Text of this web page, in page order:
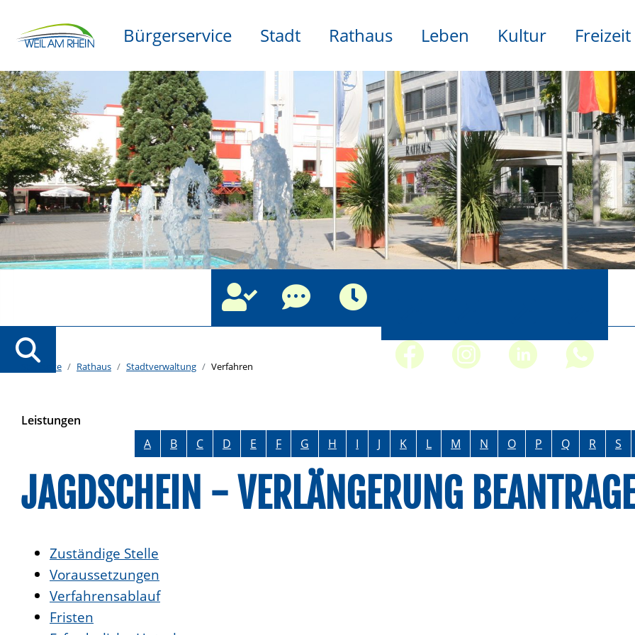
Bürgerservice Stadt Rathaus Leben Kultur Freizeit
Startseite Rathaus Stadtverwaltung Verfahren
Leistungen
Alphabetisches Register überspringen
A B C D E F G H I J K L M N O P Q R S
JAGDSCHEIN - VERLÄNGERUNG
Zuständige Stelle
Voraussetzungen
Verfahrensablauf
Fristen